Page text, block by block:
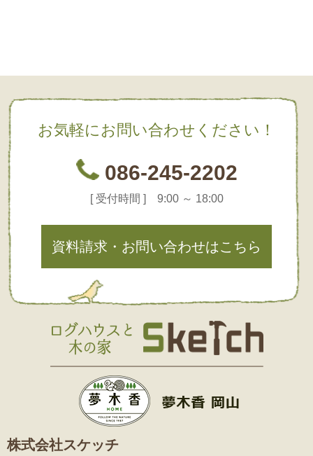
お気軽にお問い合わせください！
086-245-2202
[ 受付時間 ] 9:00 ～ 18:00
資料請求・お問い合わせはこちら
株式会社スケッチ